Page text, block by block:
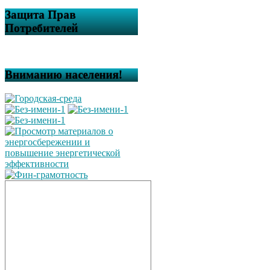
Защита Прав
Потребителей
Вниманию населения!